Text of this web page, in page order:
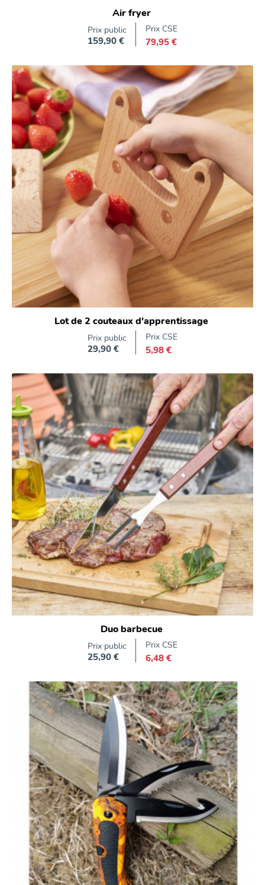
Air fryer
Prix public
Prix
159,90 €
Prix CSE
79,95 €
Lot de 2 couteaux d'apprentissage
Prix public
Prix
29,90 €
Prix CSE
5,98 €
Duo barbecue
Prix public
Prix
25,90 €
Prix CSE
6,48 €